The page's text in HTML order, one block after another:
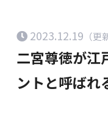
2023.12.19 （更
二宮尊徳が江
ントと呼ばれ